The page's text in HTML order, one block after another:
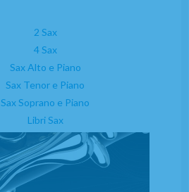
2 Sax
4 Sax
Sax Alto e Piano
Sax Tenor e Piano
Sax Soprano e Piano
Libri Sax